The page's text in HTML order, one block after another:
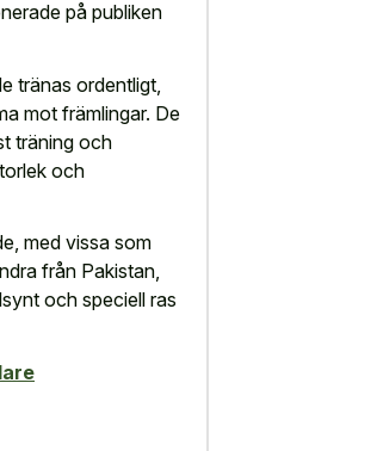
på publiken
tränas ordentligt,
mot främlingar. De
träning och
och
med vissa som
från Pakistan,
och speciell ras